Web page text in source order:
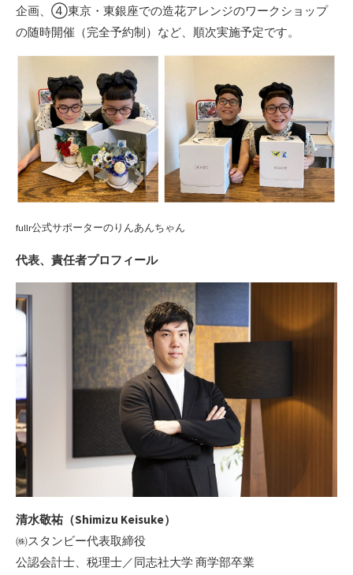
企画、④東京・東銀座での造花アレンジのワークショップ
の随時開催（完全予約制）など、順次実施予定です。
fullr公式サポーターのりんあんちゃん
代表、責任者プロフィール
清水敬祐（Shimizu Keisuke）
㈱スタンビー代表取締役
公認会計士、税理士／同志社大学 商学部卒業